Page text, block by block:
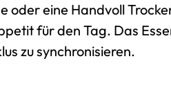
oder eine Handvoll
für den Tag. Das
zu synchronisieren.